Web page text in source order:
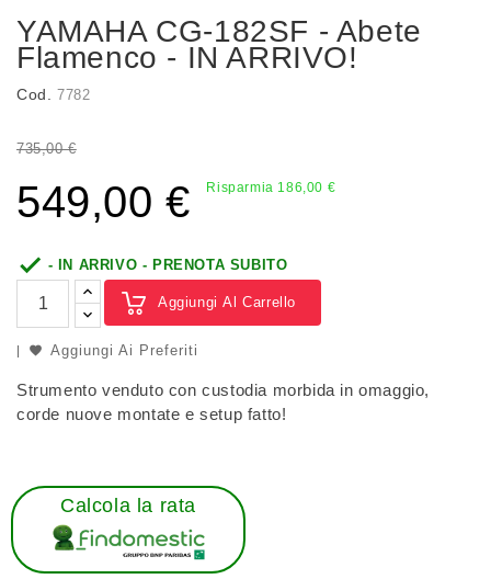
YAMAHA CG-182SF - Abete
Flamenco - IN ARRIVO!
Cod. 7782
735,00 €
549,00 € Risparmia 186,00 €
 - IN ARRIVO - PRENOTA SUBITO
Aggiungi Al Carrello
Aggiungi Ai Preferiti
Strumento venduto con custodia morbida in omaggio,
corde nuove montate e setup fatto!
Calcola la rata